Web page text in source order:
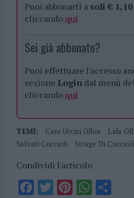
Puoi abbonarti a soli €
cliccando qui
Sei già abbonato?
Puoi effettuare l'accesso
sezione Logindal menù
cliccando qui
TEMI: Cani Uccisi Olbia Lida
Salvati Cuccioli
Strage Di
Condividi l'articolo
F T PiWS